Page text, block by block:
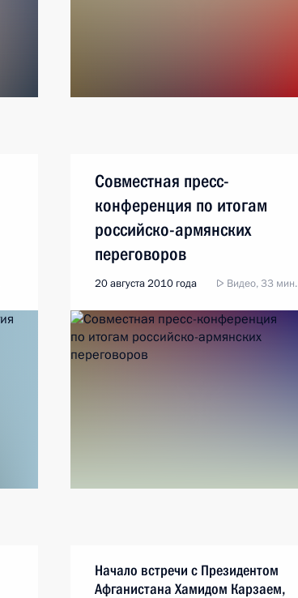
Совместная пресс-
конференция по итогам
российско-армянских
переговоров
20 августа 2010 года Видео, 33 мин.
Начало встречи с Президентом
Афганистана Хамидом Карзаем,